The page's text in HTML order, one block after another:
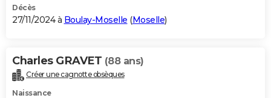
Décès
27/11/2024 à Boulay-Moselle (Moselle)
Charles GRAVET (88 ans)
Créer une cagnotte obsèques
Naissance